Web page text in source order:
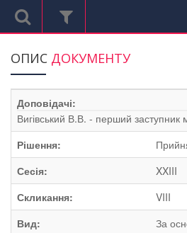
ОПИС ДОКУМЕНТУ
Доповідачі:
Вигівський В.В. - перший заступник
Рішення:
Сесія:
XXIII
Скликання:
VIII
Вид:
За